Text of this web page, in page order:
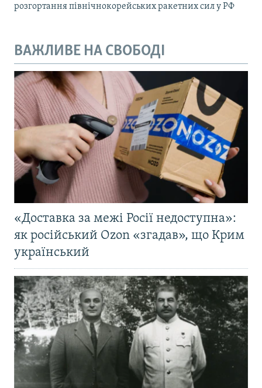
розгортання північнокорейських ракетних сил у РФ
ВАЖЛИВЕ НА СВОБОДІ
«Доставка за межі Росії недоступна»:
як російський Ozon «згадав», що Крим
український